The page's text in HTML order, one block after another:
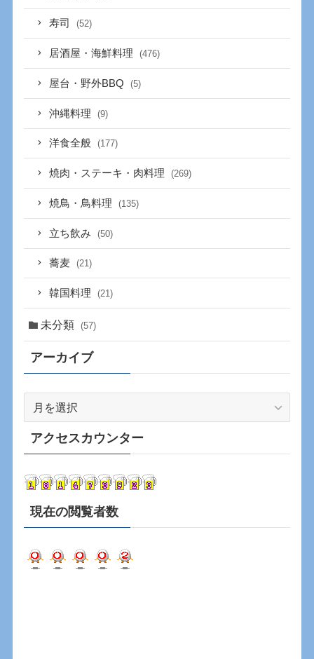
寿司 (52)
居酒屋・海鮮料理 (476)
屋台・野外BBQ (5)
沖縄料理 (9)
洋食全般 (177)
焼肉・ステーキ・肉料理 (269)
焼鳥・鳥料理 (135)
立ち飲み (50)
蕎麦 (21)
韓国料理 (21)
未分類 (57)
アーカイブ
カ
イ
アクセスカウンター
現在の閲覧者数